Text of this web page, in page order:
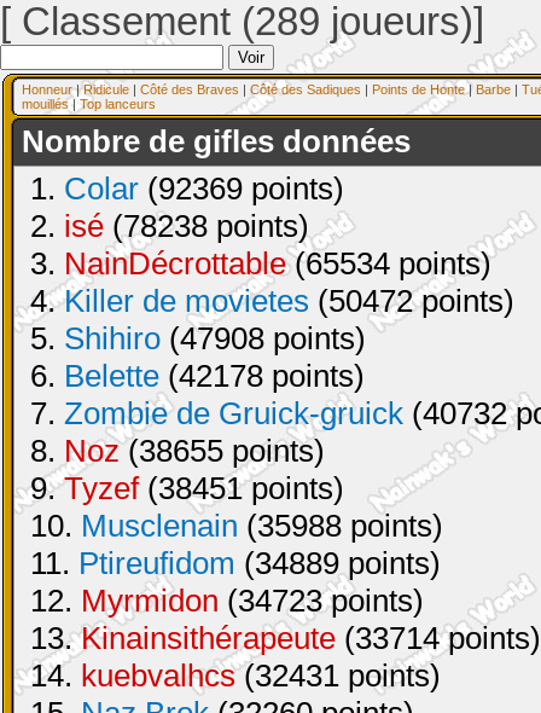
[ Classement (289 joueurs)]
Honneur|Ridicule | Côté des Braves | Côté des Sadiques | Points de Honte| Barbe |
mouillés| Top lanceurs
Nombre de gifles données
1. Colar (92369 points)
2. isé (78238 points)
3. NainDécrottable(65534 points)
4.Killer de movietes (50472 points)
5. Shihiro (47908 points)
6. Belette (42178 points)
7. Zombie de Gruick-gruick (40732
8. Noz(38655 points)
9.Tyzef(38451 points)
10. Musclenain (35988 points)
11. Ptireufidom (34889 points)
12. Myrmidon (34723 points)
13.Kinainsithérapeute (33714 points)
14. kuebvalhcs(32431 points)